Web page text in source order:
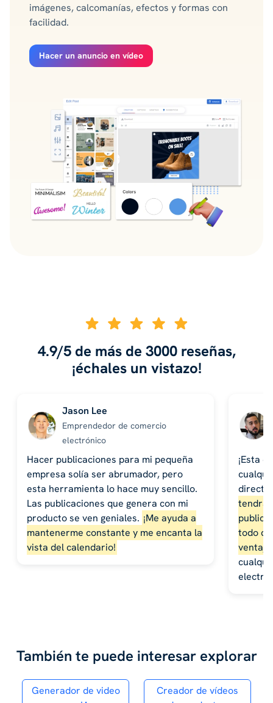
imágenes, calcomanías, efectos y formas con
facilidad.
Hacer un anuncio en vídeo
4.9/5 de más de 3000 reseñas,
¡échales un vistazo!
Jason Lee
Emprendedor de comercio
electrónico
Hacer publicaciones para mi pequeña
empresa solía ser abrumador, pero
esta herramienta lo hace muy sencillo.
Las publicaciones que genera con mi
producto se ven geniales. ¡Me ayuda a
mantenerme constante y me encanta la
vista del calendario!
¡Esta
todo
ventaja.
También te puede interesar explorar
Generador de video
Creador de vídeos